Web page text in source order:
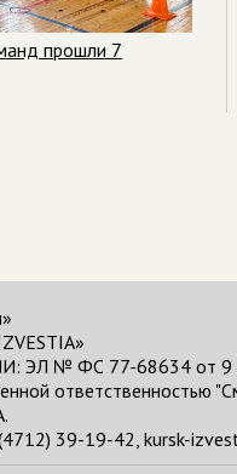
прошли 7
ЭЛ № ФС 77-68634 от
ответственностью
39-19-42, kursk-